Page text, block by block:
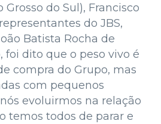
do Sul), Francisco
do JBS,
Batista Rocha de
foi dito que o peso vivo é
compra do Grupo, mas
com pequenos
evoluirmos na relação
temos todos de parar e